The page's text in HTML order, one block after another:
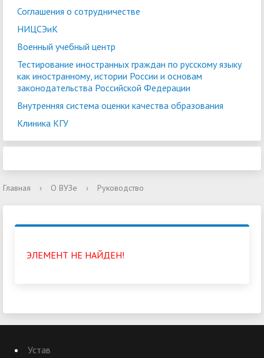
Соглашения о сотрудничестве
НИЦСЭиК
Военный учебный центр
Тестирование иностранных граждан по русскому языку
как иностранному, истории России и основам
законодательства Российской Федерации
Внутренняя система оценки качества образования
Клиника КГУ
Главная › О ВУЗе › Руководство
ЭЛЕМЕНТ НЕ НАЙДЕН!
Устав